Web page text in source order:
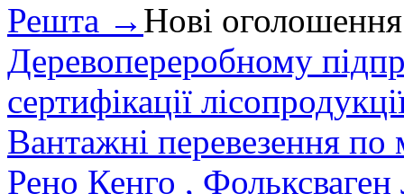
Решта → Нові оголошення
Деревопереробному
сертифікації
Вантажні перевезення по
Рено Кенго ,